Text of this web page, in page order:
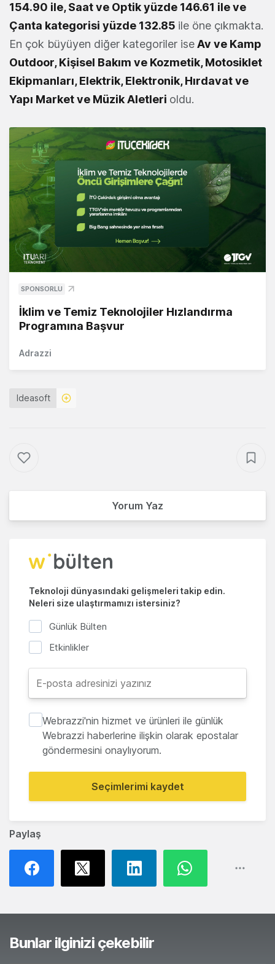
Paylaş
154.90 ile, Saat ve Optik yüzde 146.61 ile ve
Çanta kategorisi yüzde 132.85 ile öne çıkmakta.
En çok büyüyen diğer kategoriler iseAv ve Kamp
Outdoor, Kişisel Bakım ve Kozmetik, Motosiklet
Ekipmanları, Elektrik, Elektronik, Hırdavat ve
Yapı Marketve Müzik Aletleri oldu.
SPONSORLU
İklim ve Temiz Teknolojiler Hızlandırma
Programına Başvur
Adrazzi
Ideasoft
Yorum Yaz
Teknoloji dünyasındaki gelişmeleri takip edin.
Neleri size ulaştırmamızı istersiniz?
Günlük Bülten
Etkinlikler
Webrazzi'nin hizmet ve ürünleri ile günlük
Webrazzi haberlerine ilişkin olarak epostalar
göndermesini onaylıyorum.
Seçimlerimi kaydet
Bunlar ilginizi çekebilir